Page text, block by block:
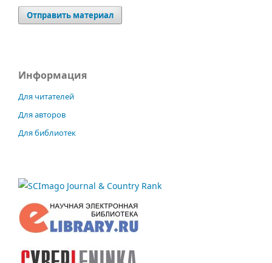
Отправить материал
Информация
Для читателей
Для авторов
Для библиотек